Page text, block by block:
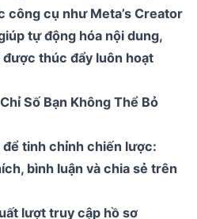
công cụ như Meta’s Creator
tự động hóa nội dung,
thúc đẩy luôn hoạt
Số Bạn Không Thể Bỏ
tinh chỉnh chiến lược:
bình luận và chia sẻ trên
lượt truy cập hồ sơ